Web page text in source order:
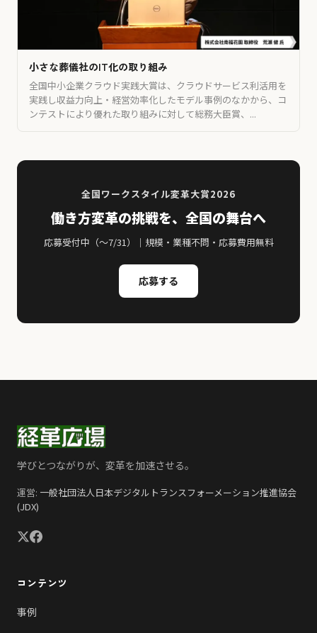
⼩さな葬儀社のIT化の取り組み
全国中小企業クラウド実践大賞は、クラウドサービス利活用を
実践し収益力向上・経営効率化したモデル事例のなかから、コ
ンテストにより優れた取り組みに対して総務大臣賞、...
全国ワークスタイル変革大賞2026
働き方変革の挑戦を、全国の舞台へ
応募受付中（〜7/31）｜規模・業種不問・応募費用無料
応募する
学びとつながりが、変革を加速させる。
運営: 一般社団法人日本デジタルトランスフォーメーション推進協会
(JDX)
コンテンツ
事例